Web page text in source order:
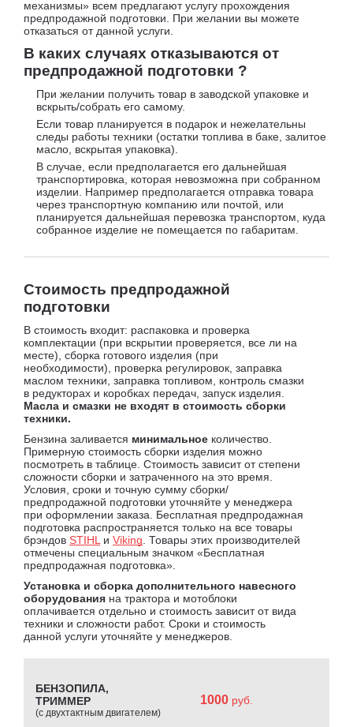
механизмы» всем предлагают услугу прохождения
предпродажной подготовки. При желании вы можете
отказаться от данной услуги.
В каких случаях отказываются от
предпродажной подготовки ?
При желании получить товар в заводской упаковке и
вскрыть/собрать его самому.
Если товар планируется в подарок и нежелательны
следы работы техники (остатки топлива в баке, залитое
масло, вскрытая упаковка).
В случае, если предполагается его дальнейшая
транспортировка, которая невозможна при собранном
изделии. Например предполагается отправка товара
через транспортную компанию или почтой, или
планируется дальнейшая перевозка транспортом, куда
собранное изделие не помещается по габаритам.
Стоимость предпродажной
подготовки
В стоимость входит: распаковка и проверка
комплектации (при вскрытии проверяется, все ли на
месте), сборка готового изделия (при
необходимости), проверка регулировок, заправка
маслом техники, заправка топливом, контроль смазки
в редукторах и коробках передач, запуск изделия.
Масла и смазки не входят в стоимость сборки
техники.
Бензина заливается минимальное количество.
Примерную стоимость сборки изделия можно
посмотреть в таблице. Стоимость зависит от степени
сложности сборки и затраченного на это время.
Условия, сроки и точную сумму сборки/
предпродажной подготовки уточняйте у менеджера
при оформлении заказа. Бесплатная предпродажная
подготовка распространяется только на все товары
брэндов STIHL и Viking . Товары этих производителей
отмечены специальным значком «Бесплатная
предпродажная подготовка».
Установка и сборка дополнительного навесного
оборудования на трактора и мотоблоки
оплачивается отдельно и стоимость зависит от вида
техники и сложности работ. Сроки и стоимость
данной услуги уточняйте у менеджеров.
БЕНЗОПИЛА,
ТРИММЕР
(с двухтактным двигателем)
1000 руб.